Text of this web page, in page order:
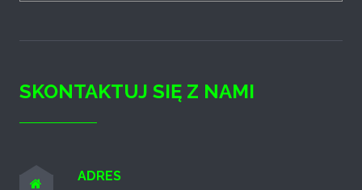
SKONTAKTUJ SIĘ Z NAMI
ADRES